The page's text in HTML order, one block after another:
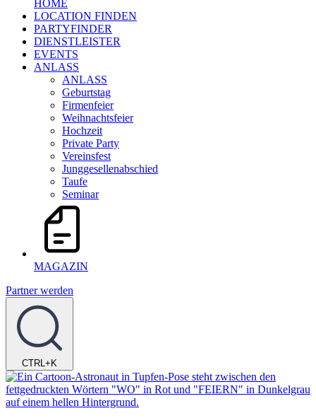
HOME
LOCATION FINDEN
PARTYFINDER
DIENSTLEISTER
EVENTS
ANLASS
ANLASS
Geburtstag
Firmenfeier
Weihnachtsfeier
Hochzeit
Private Party
Vereinsfest
Junggesellenabschied
Taufe
Seminar
MAGAZIN
Partner werden
CTRL+K